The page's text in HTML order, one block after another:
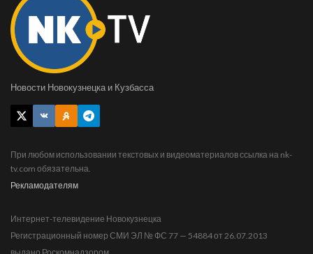
Новости Новокузнецка и Кузбасса
При любом использовании текстовых и видеоматериалов ссылка на nk-
tv.com обязательна.
Рекламодателям
Интернет-телевидение Новокузнецка
Регистрационный номер СМИ ЭЛ № ФС 77 — 54884 от 26.07.2013